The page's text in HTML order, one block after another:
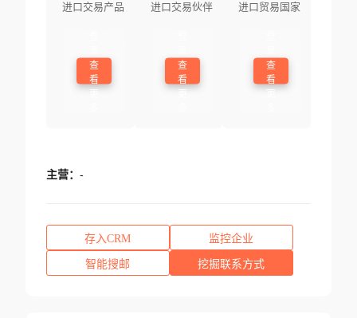
进口交易产品
查
看
进口交易伙伴
查
看
进口贸易国家
查
看
主营： -
存入CRM 监控企业
智能搜邮 挖掘联系方式